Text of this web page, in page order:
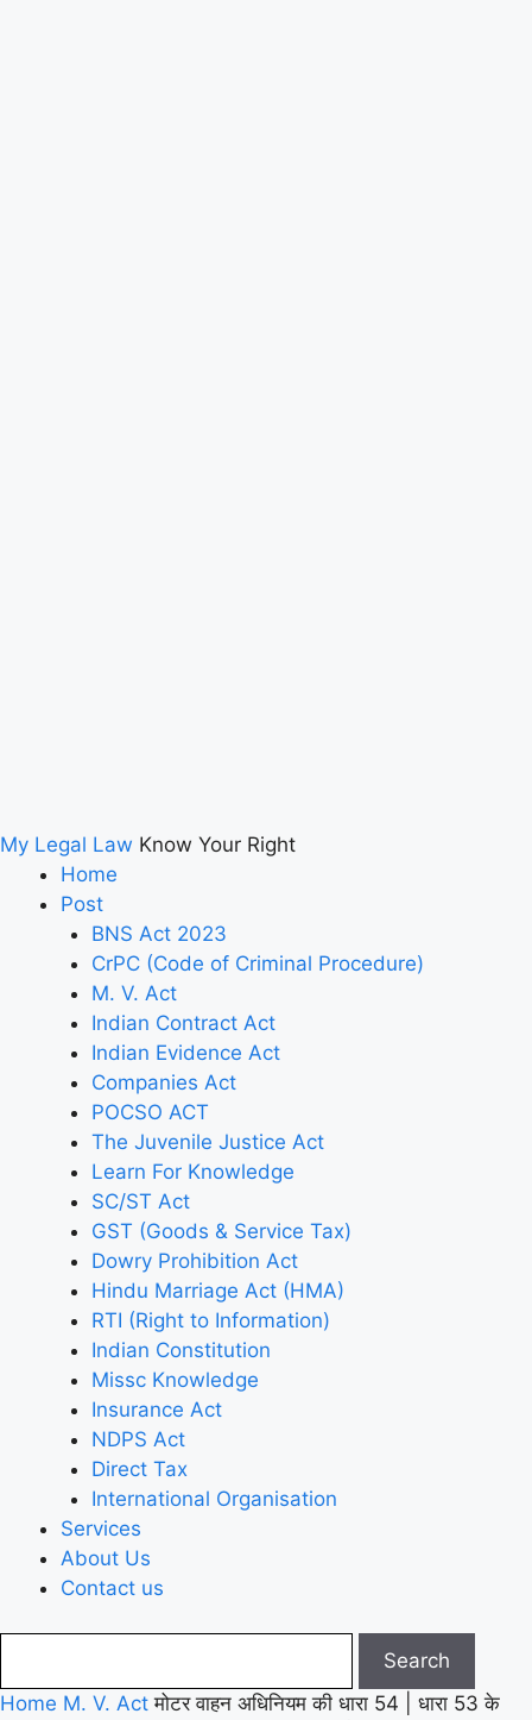
My Legal Law Know Your Right
Home
Post
BNS Act 2023
CrPC (Code of Criminal Procedure)
M. V. Act
Indian Contract Act
Indian Evidence Act
Companies Act
POCSO ACT
The Juvenile Justice Act
Learn For Knowledge
SC/ST Act
GST (Goods & Service Tax)
Dowry Prohibition Act
Hindu Marriage Act (HMA)
RTI (Right to Information)
Indian Constitution
Missc Knowledge
Insurance Act
NDPS Act
Direct Tax
International Organisation
Services
About Us
Contact us
Home M. V. Act मोटर वाहन अधिनियम की धारा 54 | धारा 53 के